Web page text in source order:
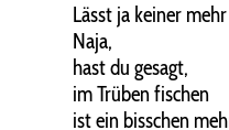
Lässt ja keiner
Naja,
hast du gesagt,
im Trüben fischen
ist ein bisschen